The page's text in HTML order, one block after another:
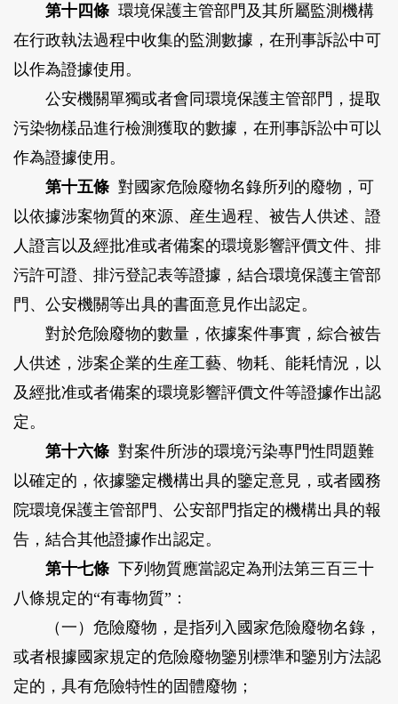
第十四條環境保護主管部門及其所屬監測機構
在行政執法過程中收集的監測數據，在刑事訴訟中可
以作為證據使用。
公安機關單獨或者會同環境保護主管部門，提取
污染物樣品進行檢測獲取的數據，在刑事訴訟中可以
作為證據使用。
第十五條對國家危險廢物名錄所列的廢物，可
以依據涉案物質的來源、産生過程、被告人供述、證
人證言以及經批准或者備案的環境影響評價文件、排
污許可證、排污登記表等證據，結合環境保護主管部
門、公安機關等出具的書面意見作出認定。
對於危險廢物的數量，依據案件事實，綜合被告
人供述，涉案企業的生産工藝、物耗、能耗情況，以
及經批准或者備案的環境影響評價文件等證據作出認
定。
第十六條對案件所涉的環境污染專門性問題難
以確定的，依據鑒定機構出具的鑒定意見，或者國務
院環境保護主管部門、公安部門指定的機構出具的報
告，結合其他證據作出認定。
第十七條下列物質應當認定為刑法第三百三十
八條規定的“有毒物質”：
（一）危險廢物，是指列入國家危險廢物名錄，
或者根據國家規定的危險廢物鑒別標準和鑒別方法認
定的，具有危險特性的固體廢物；